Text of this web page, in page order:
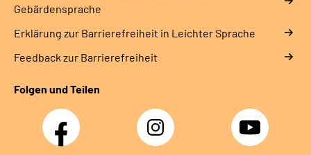
Gebärdensprache
Erklärung zur Barrierefreiheit in Leichter Sprache
Feedback zur Barrierefreiheit
Folgen und Teilen
Facebook Instagram YouTube